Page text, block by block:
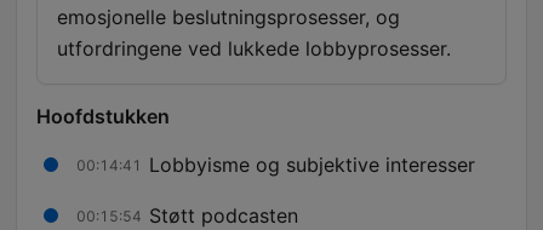
emosjonelle beslutningsprosesser, og
utfordringene ved lukkede lobbyprosesser.
Hoofdstukken
00:14:41 Lobbyisme og subjektive interesser
00:15:54 Støtt podcasten